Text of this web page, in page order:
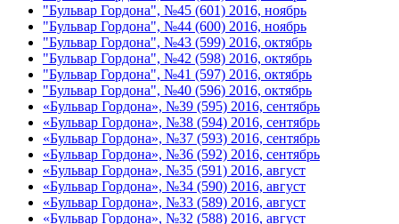
"Бульвар Гордона", №45 (601) 2016, ноябрь
"Бульвар Гордона", №44 (600) 2016, ноябрь
"Бульвар Гордона", №43 (599) 2016, октябрь
"Бульвар Гордона", №42 (598) 2016, октябрь
"Бульвар Гордона", №41 (597) 2016, октябрь
"Бульвар Гордона", №40 (596) 2016, октябрь
«Бульвар Гордона», №39 (595) 2016, сентябрь
«Бульвар Гордона», №38 (594) 2016, сентябрь
«Бульвар Гордона», №37 (593) 2016, сентябрь
«Бульвар Гордона», №36 (592) 2016, сентябрь
«Бульвар Гордона», №35 (591) 2016, август
«Бульвар Гордона», №34 (590) 2016, август
«Бульвар Гордона», №33 (589) 2016, август
«Бульвар Гордона», №32 (588) 2016, август